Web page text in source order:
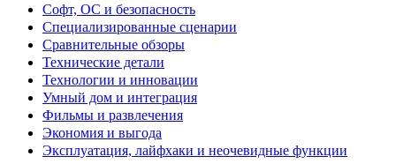
Софт, ОС и безопасность
Специализированные сценарии
Сравнительные обзоры
Технические детали
Технологии и инновации
Умный дом и интеграция
Фильмы и развлечения
Экономия и выгода
Эксплуатация, лайфхаки и неочевидные функции